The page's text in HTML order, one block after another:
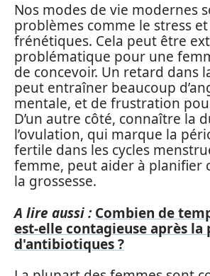
Nos modes de vie modernes
problèmes comme le stress
frénétiques. Cela peut être
problématique pour une
de concevoir. Un retard dans
peut entraîner beaucoup
mentale, et de frustration
D’un autre côté, connaître la
l’ovulation, qui marque la
fertile dans les cycles
femme, peut aider à planifier
la grossesse.
A lire aussi : Combien de
est-elle contagieuse après la
d'antibiotiques ?